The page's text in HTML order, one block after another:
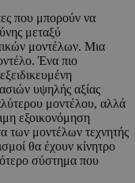
που μπορούν να
μεταξύ
μοντέλων. Μια
Ένα πιο
υψηλής αξίας
μοντέλου, αλλά
εξοικονόμηση
των μοντέλων τεχνητής
θα έχουν κίνητρο
σύστημα που